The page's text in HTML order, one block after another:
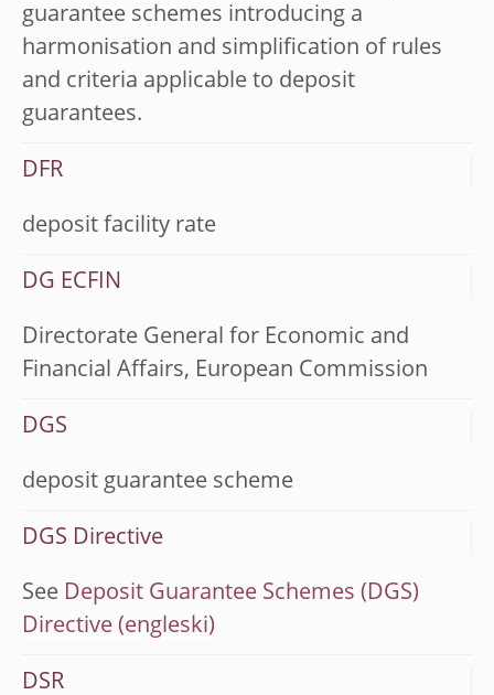
guarantee schemes introducing a
harmonisation and simplification of rules
and criteria applicable to deposit
guarantees.
DFR
deposit facility rate
DG ECFIN
Directorate General for Economic and
Financial Affairs, European Commission
DGS
deposit guarantee scheme
DGS Directive
See Deposit Guarantee Schemes (DGS)
Directive
DSR